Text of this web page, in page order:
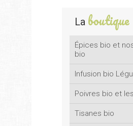
La boutique
Épices bio et
bio
Infusion bio
Poivres bio et
Tisanes bio